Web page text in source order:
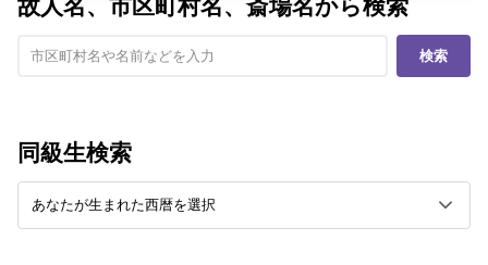
故人名、市区町村名、斎場名から検索
検索
同級生検索